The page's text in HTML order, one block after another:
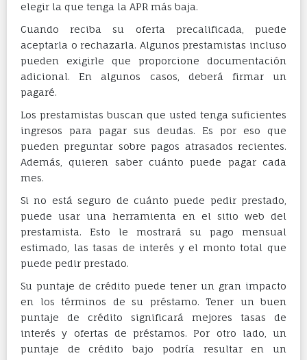
elegir la que tenga la APR más baja.
Cuando reciba su oferta precalificada, puede
aceptarla o rechazarla. Algunos prestamistas incluso
pueden exigirle que proporcione documentación
adicional. En algunos casos, deberá firmar un
pagaré.
Los prestamistas buscan que usted tenga suficientes
ingresos para pagar sus deudas. Es por eso que
pueden preguntar sobre pagos atrasados ​​recientes.
Además, quieren saber cuánto puede pagar cada
mes.
Si no está seguro de cuánto puede pedir prestado,
puede usar una herramienta en el sitio web del
prestamista. Esto le mostrará su pago mensual
estimado, las tasas de interés y el monto total que
puede pedir prestado.
Su puntaje de crédito puede tener un gran impacto
en los términos de su préstamo. Tener un buen
puntaje de crédito significará mejores tasas de
interés y ofertas de préstamos. Por otro lado, un
puntaje de crédito bajo podría resultar en un